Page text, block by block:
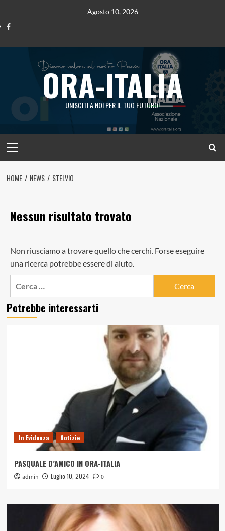
contenuto
Agosto 10, 2026
Ora
ORA-ITALIA
UNISCITI A NOI PER IL TUO FUTURO!
principale
HOME NEWS STELVIO
Nessun risultato trovato
Non riusciamo a trovare quello che cerchi. Forse eseguire
una ricerca potrebbe essere di aiuto.
Potrebbe interessarti
In Evidenza Notizie
PASQUALE D’AMICO IN ORA-ITALIA
admin Luglio 10, 2024 0